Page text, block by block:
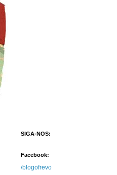
SIGA-NOS:
Facebook:
/blogofrevo